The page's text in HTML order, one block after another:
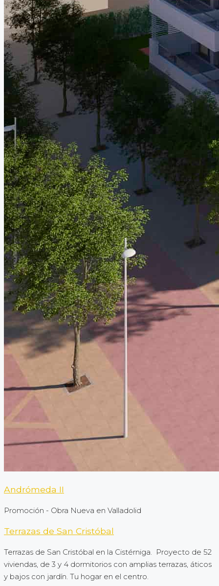
Andrómeda II
Promoción - Obra Nueva en Valladolid
Terrazas de San Cristóbal
Terrazas de San Cristóbal en la Cistérniga. Proyecto de 52
viviendas, de 3 y 4 dormitorios con amplias terrazas, áticos
y bajos con jardín. Tu hogar en el centro.